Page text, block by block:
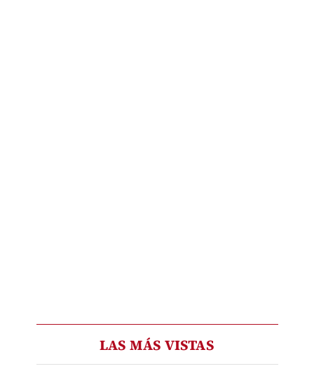
LAS MÁS VISTAS